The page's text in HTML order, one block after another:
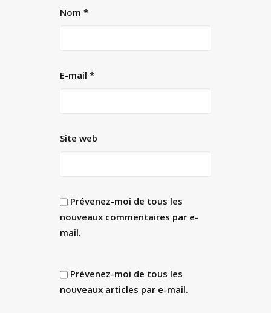
Nom *
E-mail *
Site web
Prévenez-moi de tous les
nouveaux commentaires par e-
mail.
Prévenez-moi de tous les
nouveaux articles par e-mail.